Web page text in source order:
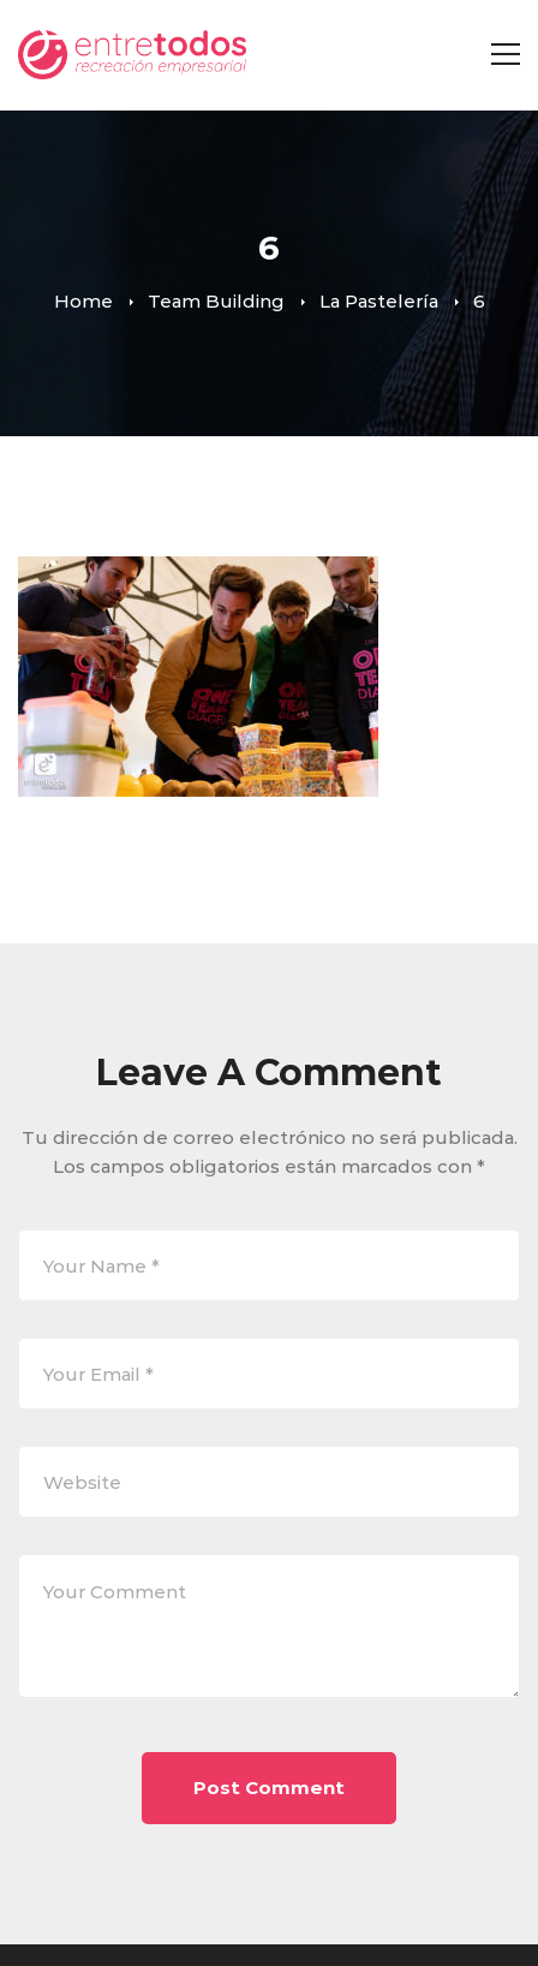
6
Home Team Building La Pastelería 6
Leave A Comment
Tu dirección de correo electrónico no será publicada.
Los campos obligatorios están marcados con *